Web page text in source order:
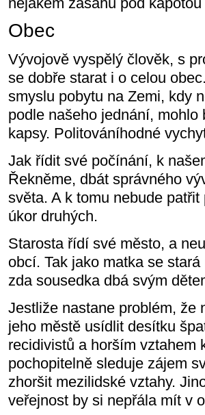
Obec
Vývojově vyspělý člověk, s
se dobře starat i o celou
smyslu pobytu na Zemi, kdy
podle našeho jednání,
kapsy. Politováníhodné
Jak řídit své počínání, k
Řekněme, dbát správného
světa. A k tomu nebude
úkor druhých.
Starosta řídí své město, a
obcí. Tak jako matka se
zda sousedka dbá svým
Jestliže nastane problém, že
jeho městě usídlit desítku
recidivistů a horším vztahem
pochopitelně sleduje zájem
zhoršit mezilidské vztahy.
veřejnost by si nepřála mít v